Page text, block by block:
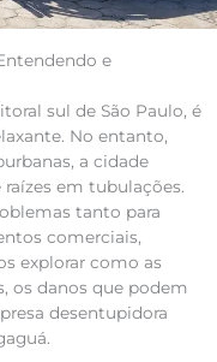
e
sul de São Paulo, é
No entanto,
a cidade
em tubulações.
tanto para
comerciais,
explorar como as
os danos que podem
desentupidora